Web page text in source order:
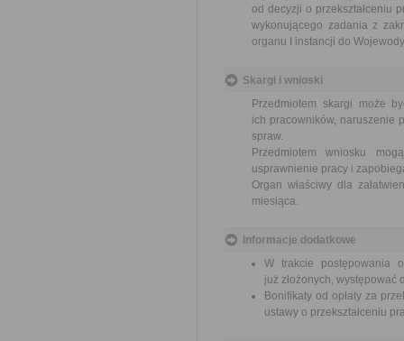
od decyzji o przekształceniu
wykonującego zadania z
organu I instancji do
Skargi i wnioski
Przedmiotem skargi może
ich pracowników, naruszenie
spraw.
Przedmiotem wniosku
usprawnienie pracy i
Organ właściwy dla
miesiąca.
Informacje dodatkowe
W trakcie postępowania
już złożonych,
Bonifikaty od opłaty za
ustawy o przekształceniu